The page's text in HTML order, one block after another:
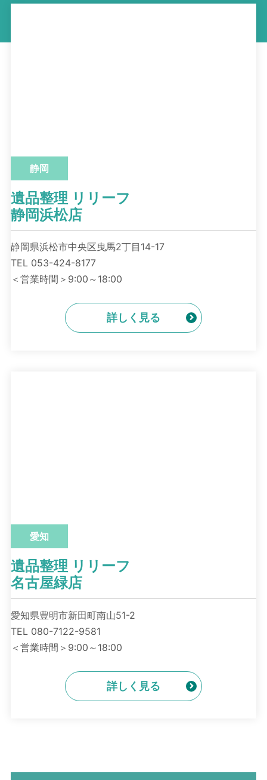
静岡
遺品整理 リリーフ
静岡浜松店
静岡県浜松市中央区曳馬2丁目14-17
TEL 053-424-8177
＜営業時間＞9:00～18:00
詳しく見る
愛知
遺品整理 リリーフ
名古屋緑店
愛知県豊明市新田町南山51-2
TEL 080-7122-9581
＜営業時間＞9:00～18:00
詳しく見る